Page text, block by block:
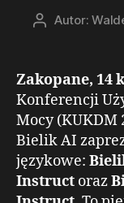
AutorAutor:
Zakopane, 14
Konferencji
Mocy (KUKDM
Bielik AI
językowe:
Instruct oraz